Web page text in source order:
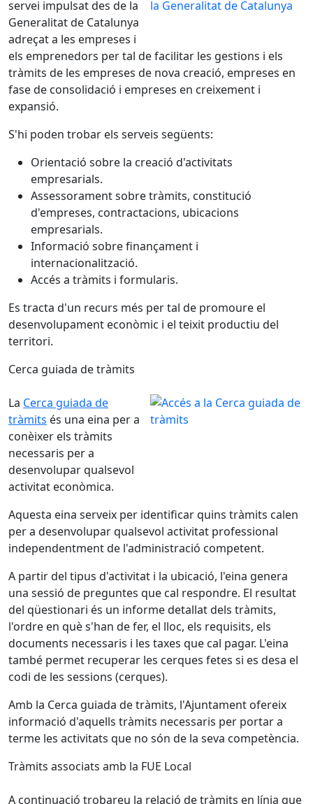
servei impulsat des de la
Generalitat de Catalunya
adreçat a les empreses i
els emprenedors per tal de facilitar les gestions i els
tràmits de les empreses de nova creació, empreses en
fase de consolidació i empreses en creixement i
expansió.
S'hi poden trobar els serveis següents:
Orientació sobre la creació d'activitats
empresarials.
Assessorament sobre tràmits, constitució
d'empreses, contractacions, ubicacions
empresarials.
Informació sobre finançament i
internacionalització.
Accés a tràmits i formularis.
Es tracta d'un recurs més per tal de promoure el
desenvolupament econòmic i el teixit productiu del
territori.
Cerca guiada de tràmits
La Cerca guiada de
tràmits és una eina per a
conèixer els tràmits
necessaris per a
desenvolupar qualsevol
activitat econòmica.
Aquesta eina serveix per identificar quins tràmits calen
per a desenvolupar qualsevol activitat professional
independentment de l'administració competent.
A partir del tipus d'activitat i la ubicació, l'eina genera
una sessió de preguntes que cal respondre. El resultat
del qüestionari és un informe detallat dels tràmits,
l'ordre en què s'han de fer, el lloc, els requisits, els
documents necessaris i les taxes que cal pagar. L'eina
també permet recuperar les cerques fetes si es desa el
codi de les sessions (cerques).
Amb la Cerca guiada de tràmits, l'Ajuntament ofereix
informació d'aquells tràmits necessaris per portar a
terme les activitats que no són de la seva competència.
Tràmits associats amb la FUE Local
A continuació trobareu la relació de tràmits en línia que